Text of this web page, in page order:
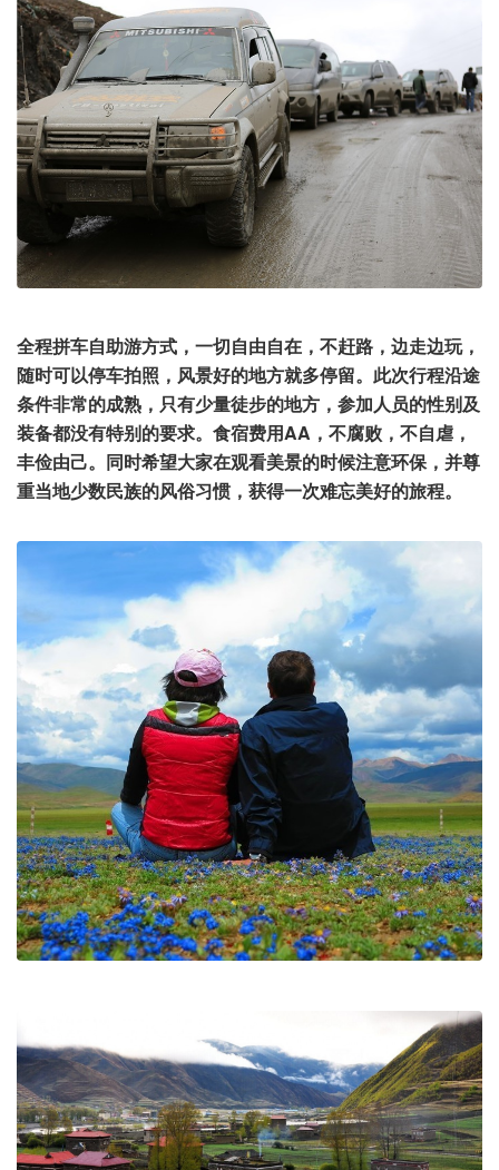
全程拼车自助游方式，一切自由自在，不赶路，边走边玩，
随时可以停车拍照，风景好的地方就多停留。此次行程沿途
条件非常的成熟，只有少量徒步的地方，参加人员的性别及
装备都没有特别的要求。食宿费用AA，不腐败，不自虐，
丰俭由己。同时希望大家在观看美景的时候注意环保，并尊
重当地少数民族的风俗习惯，获得一次难忘美好的旅程。